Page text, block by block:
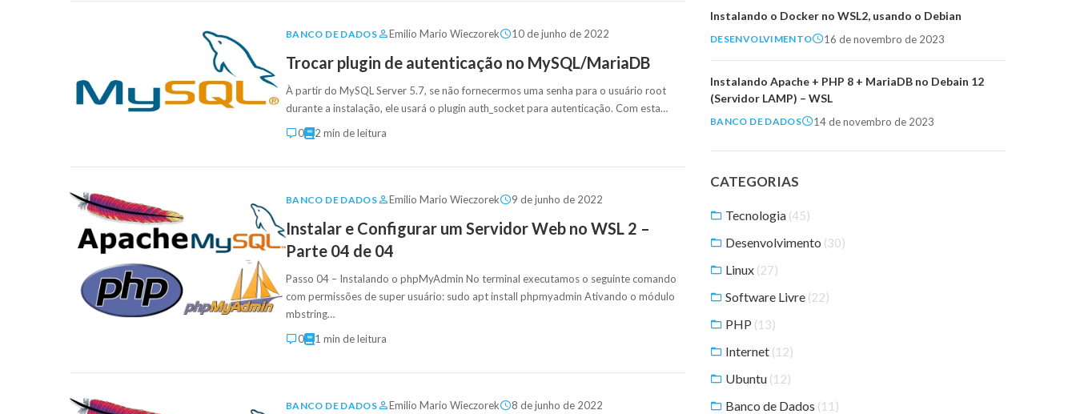
BANCO DE DADOS Emilio Mario Wieczorek 10 de junho de 2022
Trocar plugin de autenticação no MySQL/MariaDB
À partir do MySQL Server 5.7, se não fornecermos uma senha para o usuário root
durante a instalação, ele usará o plugin auth_socket para autenticação. Com esta…
0
2 min de leitura
BANCO DE DADOS Emilio Mario Wieczorek 9 de junho de 2022
Instalar e Configurar um Servidor Web no WSL 2 –
Parte 04 de 04
Passo 04 – Instalando o phpMyAdmin No terminal executamos o seguinte comando
com permissões de super usuário: sudo apt install phpmyadmin Ativando o módulo
mbstring…
0
1 min de leitura
BANCO DE DADOS Emilio Mario Wieczorek 8 de junho de 2022
Instalando o Docker no WSL2, usando o Debian
DESENVOLVIMENTO 16 de novembro de 2023
Instalando Apache + PHP 8 + MariaDB no Debain 12
(Servidor LAMP) – WSL
BANCO DE DADOS 14 de novembro de 2023
CATEGORIAS
Tecnologia (45)
Desenvolvimento (30)
Linux (27)
Software Livre (22)
PHP (13)
Internet (12)
Ubuntu (12)
Banco de Dados (11)